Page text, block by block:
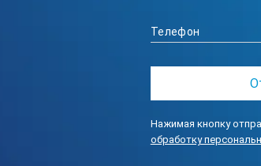
в диапазоне частот до 10 кГц (20 кГц для
цифрового преобразователя ОКТАФОН-
статистических показателей
Нажимая кнопку
обработку